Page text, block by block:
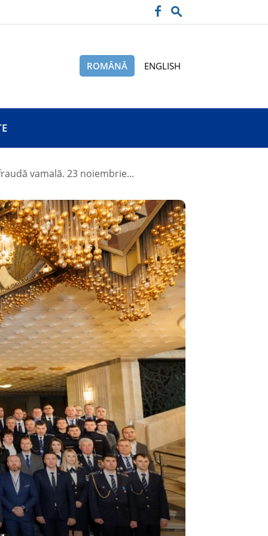
ROMÂNĂ ENGLISH
vamală. 23 noiembrie...